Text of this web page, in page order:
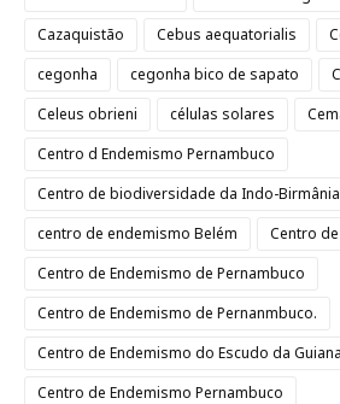
Cazaquistão
Cebus aequatorialis
cegonha
cegonha bico de sapato
Celeus obrieni
células solares
Centro d Endemismo Pernambuco
Centro de biodiversidade da Indo-Birmânia
centro de endemismo Belém
Centro
Centro de Endemismo de Pernambuco
Centro de Endemismo de Pernanmbuco.
Centro de Endemismo do Escudo da Guiana
Centro de Endemismo Pernambuco